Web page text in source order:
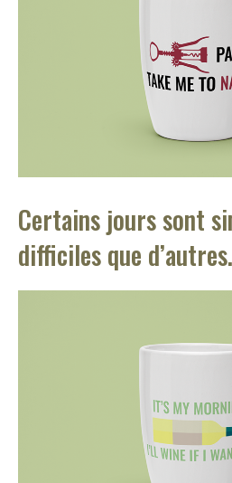
Certains jours sont
difficiles que d’autres.